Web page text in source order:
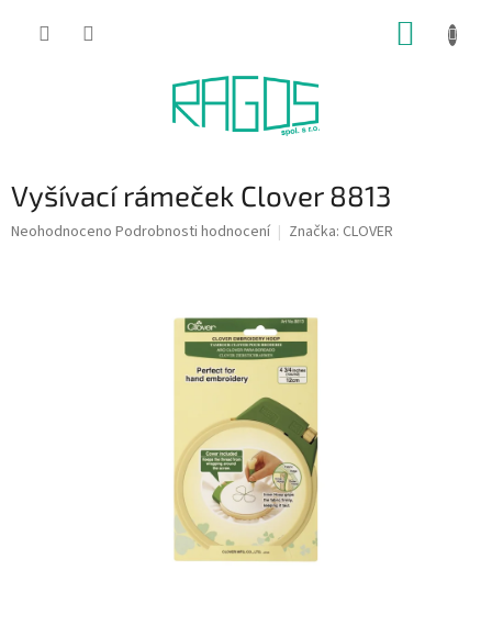
Vyšívací rámeček Clover 8813
Průměrné
Neohodnoceno Podrobnosti hodnocení Značka: CLOVER